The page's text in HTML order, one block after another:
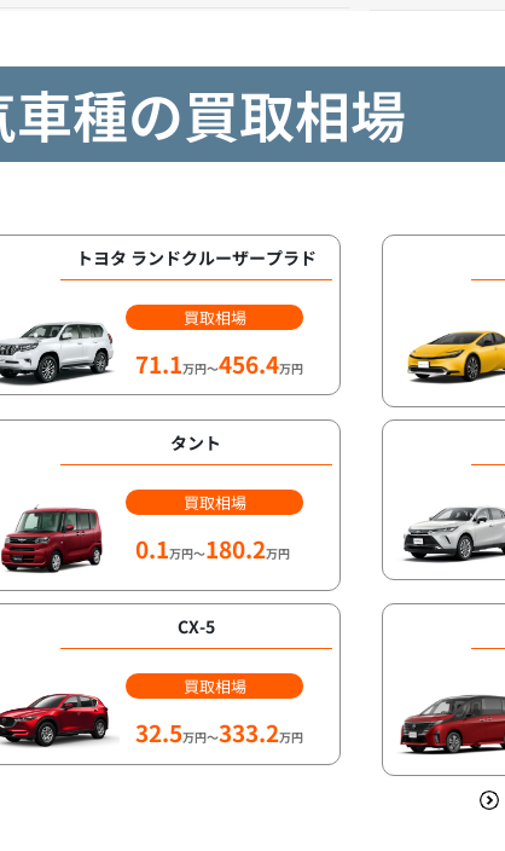
車種の買取相場
トヨタ ランドクルーザープラド
買取相場
71.1万円～456.4万円
タント
買取相場
0.1万円～180.2万円
CX-5
買取相場
32.5万円～333.2万円